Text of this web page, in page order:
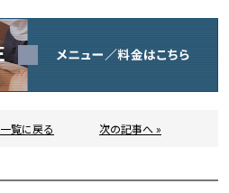
一覧に戻る 次の記事へ »